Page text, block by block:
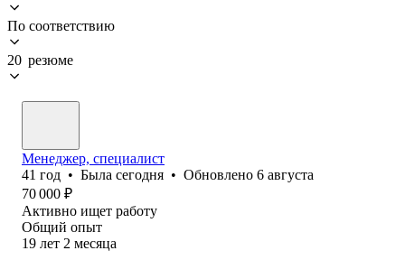
По соответствию
20 резюме
Менеджер, специалист
41 год • Была сегодня • Обновлено 6 августа
70 000 ₽
Активно ищет работу
Общий опыт
19 лет 2 месяца